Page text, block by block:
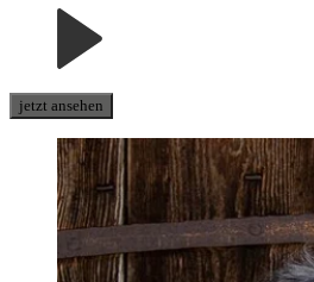
jetzt ansehen